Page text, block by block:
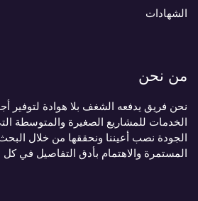
الشهادات
من نحن
نحن فريق يدفعه الشغف بلا هوادة لتوفير
الخدمات للمشاريع الصغيرة والمتوسطة
الجودة نصب أعيننا ونحققها من خلال
المستمرة والاهتمام بأدق التفاصيل في كل